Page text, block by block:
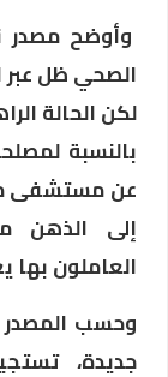
وأوضح مصدر
الصحي ظل عبر
لكن الحالة
بالنسبة
عن مستشفى
إلى الذهن
العاملون
وحسب المصدر
جديدة،